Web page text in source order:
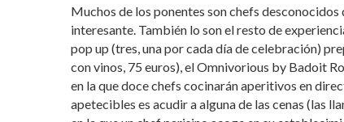
Muchos de los ponentes son chefs desconocidos
interesante. También lo son el resto de
pop up (tres, una por cada día de celebración)
con vinos, 75 euros), el Omnivorious by Badoit
en la que doce chefs cocinarán aperitivos en
apetecibles es acudir a alguna de las cenas (las